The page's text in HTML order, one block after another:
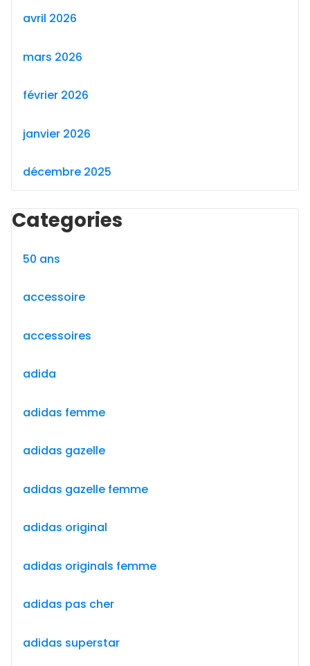
avril 2026
mars 2026
février 2026
janvier 2026
décembre 2025
Categories
50 ans
accessoire
accessoires
adida
adidas femme
adidas gazelle
adidas gazelle femme
adidas original
adidas originals femme
adidas pas cher
adidas superstar